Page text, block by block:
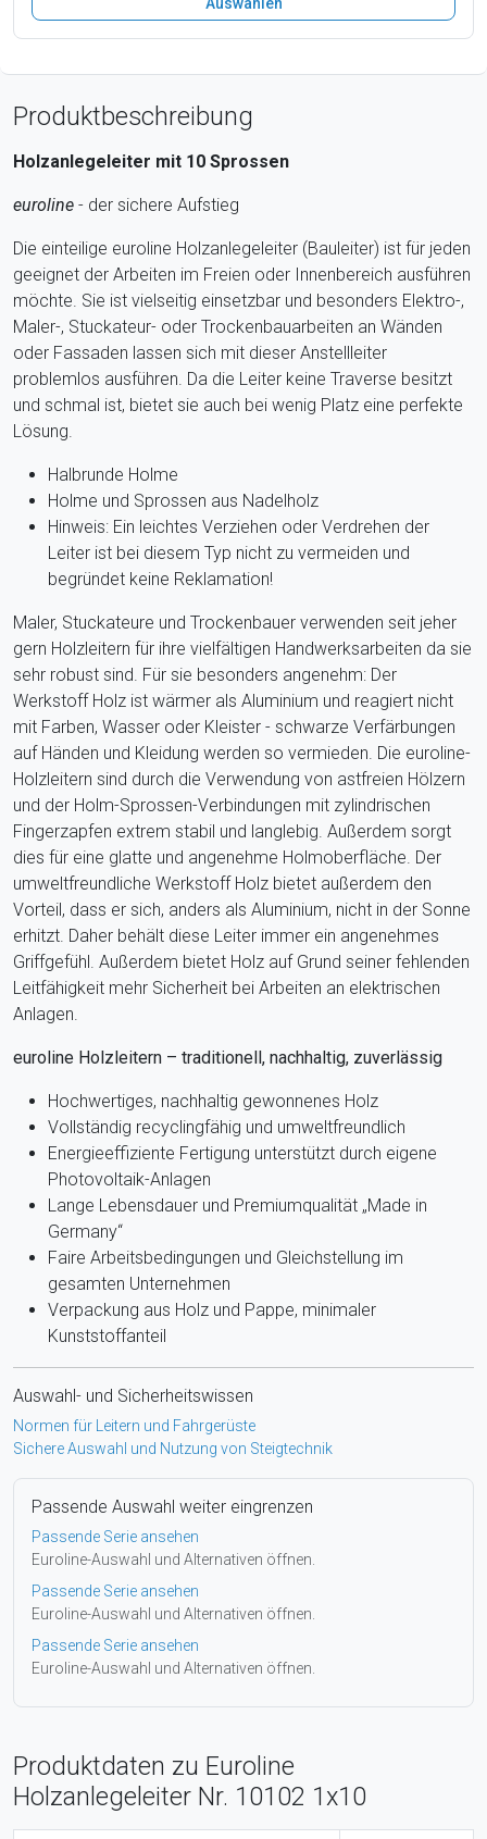
Produktbeschreibung
Holzanlegeleiter mit 10 Sprossen
euroline - der sichere Aufstieg
Die einteilige euroline Holzanlegeleiter (Bauleiter) ist für jeden
geeignet der Arbeiten im Freien oder Innenbereich ausführen
möchte. Sie ist vielseitig einsetzbar und besonders Elektro-,
Maler-, Stuckateur- oder Trockenbauarbeiten an Wänden
oder Fassaden lassen sich mit dieser Anstellleiter
problemlos ausführen. Da die Leiter keine Traverse besitzt
und schmal ist, bietet sie auch bei wenig Platz eine perfekte
Lösung.
Halbrunde Holme
Holme und Sprossen aus Nadelholz
Hinweis: Ein leichtes Verziehen oder Verdrehen der
Leiter ist bei diesem Typ nicht zu vermeiden und
begründet keine Reklamation!
Maler, Stuckateure und Trockenbauer verwenden seit jeher
gern Holzleitern für ihre vielfältigen Handwerksarbeiten da sie
sehr robust sind. Für sie besonders angenehm: Der
Werkstoff Holz ist wärmer als Aluminium und reagiert nicht
mit Farben, Wasser oder Kleister - schwarze Verfärbungen
auf Händen und Kleidung werden so vermieden. Die euroline-
Holzleitern sind durch die Verwendung von astfreien Hölzern
und der Holm-Sprossen-Verbindungen mit zylindrischen
Fingerzapfen extrem stabil und langlebig. Außerdem sorgt
dies für eine glatte und angenehme Holmoberfläche. Der
umweltfreundliche Werkstoff Holz bietet außerdem den
Vorteil, dass er sich, anders als Aluminium, nicht in der Sonne
erhitzt. Daher behält diese Leiter immer ein angenehmes
Griffgefühl. Außerdem bietet Holz auf Grund seiner fehlenden
Leitfähigkeit mehr Sicherheit bei Arbeiten an elektrischen
Anlagen.
euroline Holzleitern – traditionell, nachhaltig, zuverlässig
Hochwertiges, nachhaltig gewonnenes Holz
Vollständig recyclingfähig und umweltfreundlich
Energieeffiziente Fertigung unterstützt durch eigene
Photovoltaik-Anlagen
Lange Lebensdauer und Premiumqualität „Made in
Germany“
Faire Arbeitsbedingungen und Gleichstellung im
gesamten Unternehmen
Verpackung aus Holz und Pappe, minimaler
Kunststoffanteil
Auswahl- und Sicherheitswissen
Normen für Leitern und Fahrgerüste
Sichere Auswahl und Nutzung von Steigtechnik
Passende Auswahl weiter eingrenzen
Passende Serie ansehen
Euroline-Auswahl und Alternativen öffnen.
Passende Serie ansehen
Euroline-Auswahl und Alternativen öffnen.
Passende Serie ansehen
Euroline-Auswahl und Alternativen öffnen.
Produktdaten zu Euroline
Holzanlegeleiter Nr. 10102 1x10